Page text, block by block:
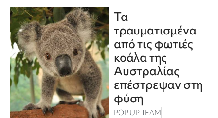
Τα
τραυματισμένα
από τις φωτιές
κοάλα της
Αυστραλίας
επέστρεψαν στη
φύση
POP UP TEAM